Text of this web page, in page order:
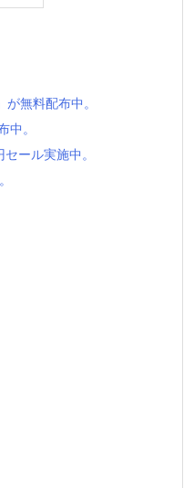
無料配布中。
中。
ール実施中。